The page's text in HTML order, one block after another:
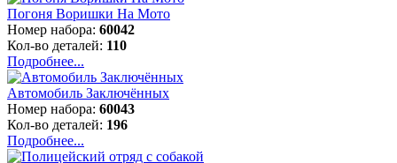
Погоня Воришки На Мото
Номер набора: 60042
Кол-во деталей: 110
Подробнее...
Автомобиль Заключённых
Номер набора: 60043
Кол-во деталей: 196
Подробнее...